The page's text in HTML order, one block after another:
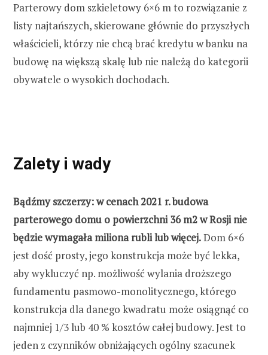
r
:
Parterowy dom szkieletowy 6×6 m to rozwiązanie z
listy najtańszych, skierowane głównie do przyszłych
właścicieli, którzy nie chcą brać kredytu w banku na
budowę na większą skalę lub nie należą do kategorii
obywatele o wysokich dochodach.
Zalety i wady
Bądźmy szczerzy: w cenach 2021 r. budowa
parterowego domu o powierzchni 36 m2 w Rosji nie
będzie wymagała miliona rubli lub więcej.Dom 6×6
jest dość prosty, jego konstrukcja może być lekka,
aby wykluczyć np. możliwość wylania droższego
fundamentu pasmowo-monolitycznego, którego
konstrukcja dla danego kwadratu może osiągnąć co
najmniej 1/3 lub 40 % kosztów całej budowy. Jest to
jeden z czynników obniżających ogólny szacunek